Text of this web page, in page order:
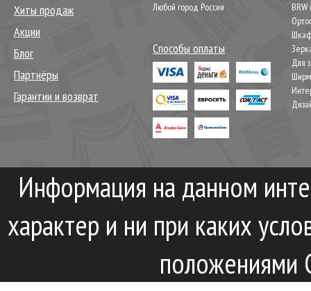
Хиты продаж
Акции
Блог
Партнёры
Гарантии и возврат
Любой город России
Способы оплаты
Для
Информация на данном
характер и ни при каких
положениями